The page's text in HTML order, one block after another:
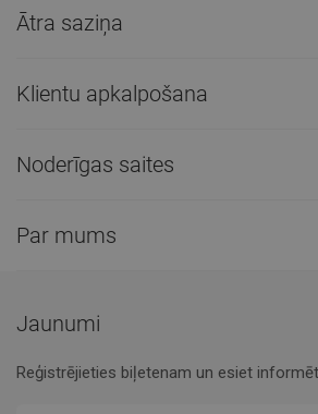
Ātra saziņa
Klientu apkalpošana
Noderīgas saites
Par mums
Jaunumi
Reģistrējieties biļetenam un esiet